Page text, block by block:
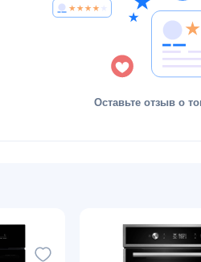
Оставьте отзыв о